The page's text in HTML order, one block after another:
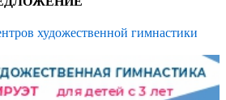
художественной гимнастики